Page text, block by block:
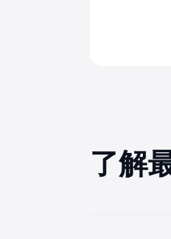
了解